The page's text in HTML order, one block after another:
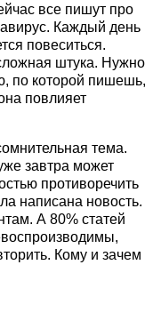
все пишут про
Каждый день
повеситься.
штука. Нужно
по которой пишешь,
повлияет
тема.
завтра может
противоречить
написана новость.
А 80% статей
Кому и зачем